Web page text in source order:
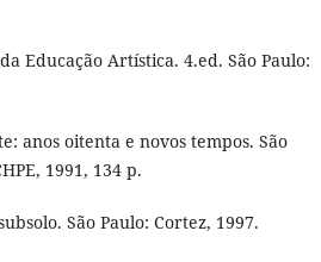
Educação Artística. 4.ed. São Paulo:
anos oitenta e novos tempos. São
1991, 134 p.
São Paulo: Cortez, 1997.